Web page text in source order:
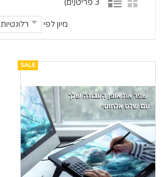
3 פריט(ים)
מיון לפי רלונטיות
SALE